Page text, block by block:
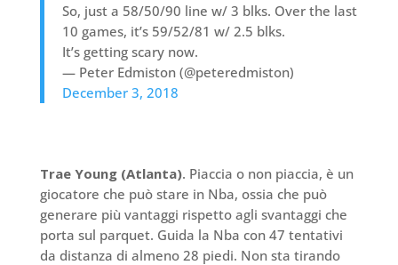
So, just a 58/50/90 line w/ 3 blks. Over the last
10 games, it’s 59/52/81 w/ 2.5 blks.
It’s getting scary now.
— Peter Edmiston (@peteredmiston)
December 3, 2018
Trae Young (Atlanta). Piaccia o non piaccia, è un
giocatore che può stare in Nba, ossia che può
generare più vantaggi rispetto agli svantaggi che
porta sul parquet. Guida la Nba con 47 tentativi
da distanza di almeno 28 piedi. Non sta tirando